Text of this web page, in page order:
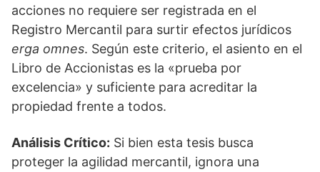
acciones no requiere ser registrada en el
Registro Mercantil para surtir efectos jurídicos
erga omnes. Según este criterio, el asiento en el
Libro de Accionistas es la «prueba por
excelencia» y suficiente para acreditar la
propiedad frente a todos.
Análisis Crítico: Si bien esta tesis busca
proteger la agilidad mercantil, ignora una